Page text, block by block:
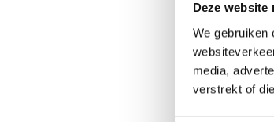
Deze
We gebruiken
media,
verstrekt of